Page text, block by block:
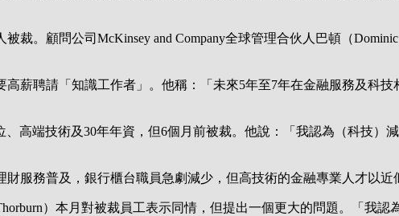
裁。顧問公司McKinsey and Company全球管理合伙人巴頓（
薪聘請「知識工作者」。他稱：「未來5年至7年在金融服務及科
高端技術及30年年資，但6個月前被裁。他說：「我認為（科技）
服務普及，銀行櫃台職員急劇減少，但高技術的金融專業人才以近
）本月對被裁員工表示同情，但提出一個更大的問題。「我認